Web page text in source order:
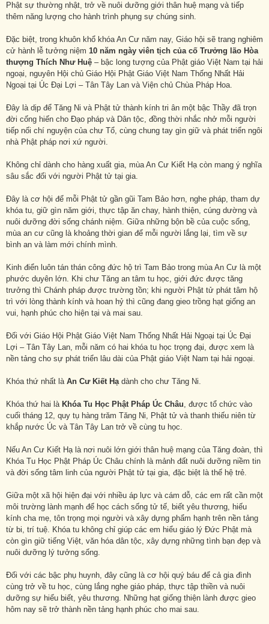
Phật sự thường nhật, trở về nuôi dưỡng giới thân huệ mạng và tiếp
thêm năng lượng cho hành trình phụng sự chúng sinh.
Đặc biệt, trong khuôn khổ khóa An Cư năm nay, Giáo hội sẽ trang nghiêm
cử hành lễ tưởng niệm 10 năm ngày viên tịch của cố Trưởng lão Hòa
thượng Thích Như Huệ – bậc long tượng của Phật giáo Việt Nam tại hải
ngoại, nguyên Hội chủ Giáo Hội Phật Giáo Việt Nam Thống Nhất Hải
Ngoại tại Úc Đại Lợi – Tân Tây Lan và Viện chủ Chùa Pháp Hoa.
Đây là dịp để Tăng Ni và Phật tử thành kính tri ân một bậc Thầy đã trọn
đời cống hiến cho Đạo pháp và Dân tộc, đồng thời nhắc nhở mỗi người
tiếp nối chí nguyện của chư Tổ, cùng chung tay gìn giữ và phát triển ngôi
nhà Phật pháp nơi xứ người.
Không chỉ dành cho hàng xuất gia, mùa An Cư Kiết Hạ còn mang ý nghĩa
sâu sắc đối với người Phật tử tại gia.
Đây là cơ hội để mỗi Phật tử gần gũi Tam Bảo hơn, nghe pháp, tham dự
khóa tu, giữ gìn năm giới, thực tập ăn chay, hành thiện, cúng dường và
nuôi dưỡng đời sống chánh niệm. Giữa những bộn bề của cuộc sống,
mùa an cư cũng là khoảng thời gian để mỗi người lắng lại, tìm về sự
bình an và làm mới chính mình.
Kinh điển luôn tán thán công đức hộ trì Tam Bảo trong mùa An Cư là một
phước duyên lớn. Khi chư Tăng an tâm tu học, giới đức được tăng
trưởng thì Chánh pháp được trường tồn; khi người Phật tử phát tâm hộ
trì với lòng thành kính và hoan hỷ thì cũng đang gieo trồng hạt giống an
vui, hạnh phúc cho hiện tại và mai sau.
Đối với Giáo Hội Phật Giáo Việt Nam Thống Nhất Hải Ngoại tại Úc Đại
Lợi – Tân Tây Lan, mỗi năm có hai khóa tu học trọng đại, được xem là
nền tảng cho sự phát triển lâu dài của Phật giáo Việt Nam tại hải ngoại.
Khóa thứ nhất là An Cư Kiết Hạdành cho chư Tăng Ni.
Khóa thứ hai là Khóa Tu Học Phật Pháp Úc Châu, được tổ chức vào
cuối tháng 12, quy tụ hàng trăm Tăng Ni, Phật tử và thanh thiếu niên từ
khắp nước Úc và Tân Tây Lan trở về cùng tu học.
Nếu An Cư Kiết Hạ là nơi nuôi lớn giới thân huệ mạng của Tăng đoàn, thì
Khóa Tu Học Phật Pháp Úc Châu chính là mảnh đất nuôi dưỡng niềm tin
và đời sống tâm linh của người Phật tử tại gia, đặc biệt là thế hệ trẻ.
Giữa một xã hội hiện đại với nhiều áp lực và cám dỗ, các em rất cần một
môi trường lành mạnh để học cách sống tử tế, biết yêu thương, hiếu
kính cha mẹ, tôn trọng mọi người và xây dựng phẩm hạnh trên nền tảng
từ bi, trí tuệ. Khóa tu không chỉ giúp các em hiểu giáo lý Đức Phật mà
còn gìn giữ tiếng Việt, văn hóa dân tộc, xây dựng những tình bạn đẹp và
nuôi dưỡng lý tưởng sống.
Đối với các bậc phụ huynh, đây cũng là cơ hội quý báu để cả gia đình
cùng trở về tu học, cùng lắng nghe giáo pháp, thực tập thiền và nuôi
dưỡng sự hiểu biết, yêu thương. Những hạt giống thiện lành được gieo
hôm nay sẽ trở thành nền tảng hạnh phúc cho mai sau.